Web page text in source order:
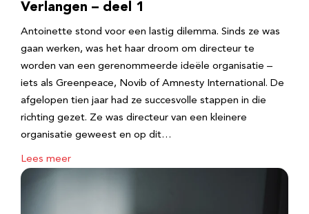
Verlangen – deel 1
Antoinette stond voor een lastig dilemma. Sinds ze was
gaan werken, was het haar droom om directeur te
worden van een gerenommeerde ideële organisatie –
iets als Greenpeace, Novib of Amnesty International. De
afgelopen tien jaar had ze succesvolle stappen in die
richting gezet. Ze was directeur van een kleinere
organisatie geweest en op dit…
Lees meer